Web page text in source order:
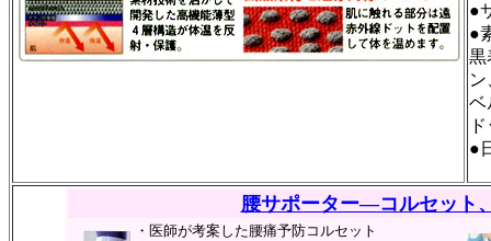
●
●
黒
ン
ベ
●
腰サポーター―コルセット
・医師が考案した腰痛予防コルセット